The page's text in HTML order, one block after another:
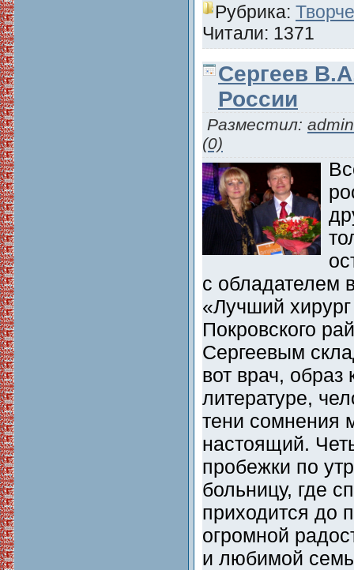
Рубрика:
Читали: 1371
Сергеев
России
Разместил: admin
(0)
с обладателем
«Лучший
Покровского
Сергеевым
вот врач, образ
литературе,
тени сомнения
настоящий.
пробежки по
больницу, где
приходится до
огромной
и любимой